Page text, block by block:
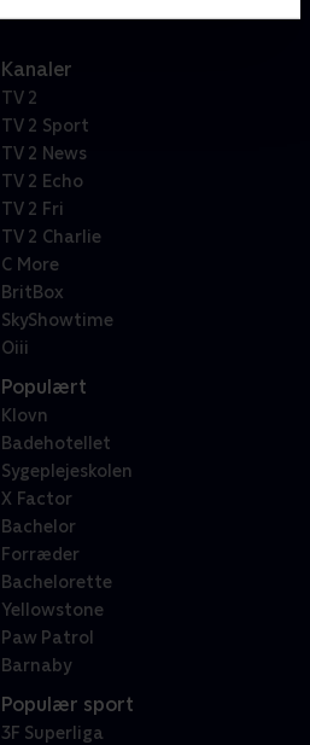
Kanaler
TV 2
TV 2 Sport
TV 2 News
TV 2 Echo
TV 2 Fri
TV 2 Charlie
C More
BritBox
SkyShowtime
Oiii
Populært
Klovn
Badehotellet
Sygeplejeskolen
X Factor
Bachelor
Forræder
Bachelorette
Yellowstone
Paw Patrol
Barnaby
Populær sport
3F Superliga